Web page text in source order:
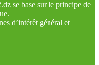
se base sur le principe de
d’intérêt général et